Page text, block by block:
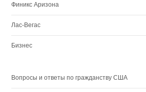
Финикс Аризона
Лас-Вегас
Бизнес
Вопросы и ответы по гражданству США